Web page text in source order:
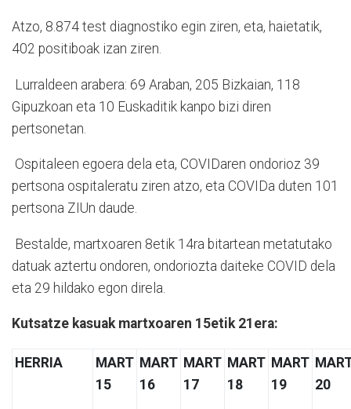
Atzo, 8.874 test diagnostiko egin ziren, eta, haietatik,
402 positiboak izan ziren.
Lurraldeen arabera: 69 Araban, 205 Bizkaian, 118
Gipuzkoan eta 10 Euskaditik kanpo bizi diren
pertsonetan.
Ospitaleen egoera dela eta, COVIDaren ondorioz 39
pertsona ospitaleratu ziren atzo, eta COVIDa duten 101
pertsona ZIUn daude.
Bestalde, martxoaren 8etik 14ra bitartean metatutako
datuak aztertu ondoren, ondoriozta daiteke COVID dela
eta 29 hildako egon direla.
Kutsatze kasuak martxoaren 15etik 21era:
HERRIA
MART
15
MART
16
MART
17
MART
18
MART
19
20